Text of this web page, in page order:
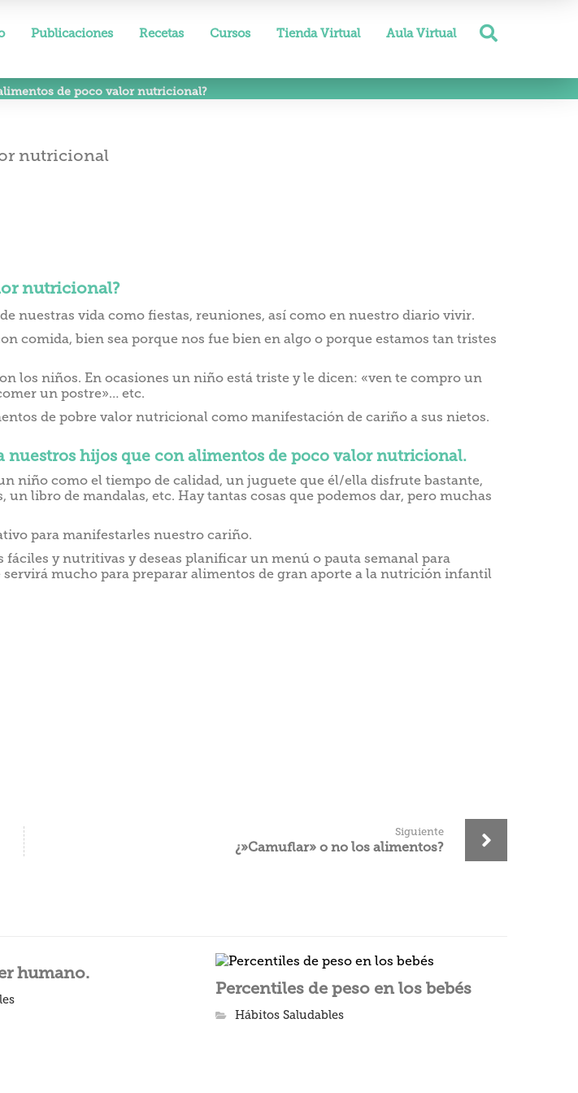
Publicaciones Recetas Cursos Tienda Virtual Aula Virtual
de poco valor nutricional?
nutricional?
nuestras vida como fiestas, reuniones, así como en nuestro diario vivir.
comida, bien sea porque nos fue bien en algo o porque estamos tan tristes
los niños. En ocasiones un niño está triste y le dicen: «ven te compro un
un postre»… etc.
de pobre valor nutricional como manifestación de cariño a sus nietos.
nuestros hijos que con alimentos de poco valor nutricional.
niño como el tiempo de calidad, un juguete que él/ella disfrute bastante,
libro de mandalas, etc. Hay tantas cosas que podemos dar, pero muchas
para manifestarles nuestro cariño.
y nutritivas y deseas planificar un menú o pauta semanal para
servirá mucho para preparar alimentos de gran aporte a la nutrición infantil
Siguiente
¿»Camuflar» o no los alimentos?
humano.
Percentiles de peso en los bebés
Hábitos Saludables